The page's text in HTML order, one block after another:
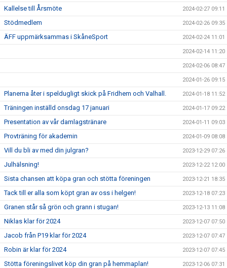
Kallelse till Årsmöte 2024-02-27 09:11
Stödmedlem 2024-02-26 09:35
ÄFF uppmärksammas i SkåneSport 2024-02-24 11:01
2024-02-14 11:20
2024-02-06 08:47
2024-01-26 09:15
Planerna åter i speldugligt skick på Fridhem och Valhall. 2024-01-18 11:52
Träningen inställd onsdag 17 januari 2024-01-17 09:22
Presentation av vår damlagstränare 2024-01-11 09:03
Provträning för akademin 2024-01-09 08:08
Vill du bli av med din julgran? 2023-12-29 07:26
Julhälsning! 2023-12-22 12:00
Sista chansen att köpa gran och stötta föreningen 2023-12-21 18:35
Tack till er alla som köpt gran av oss i helgen! 2023-12-18 07:23
Granen står så grön och grann i stugan! 2023-12-13 11:08
Niklas klar för 2024 2023-12-07 07:50
Jacob från P19 klar för 2024 2023-12-07 07:47
Robin är klar för 2024 2023-12-07 07:45
Stötta föreningslivet köp din gran på hemmaplan! 2023-12-06 07:31